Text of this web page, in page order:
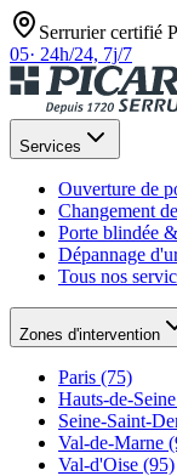
Serrurier certifié
05· 24h/24, 7j/7
Services
Ouverture de
Changement
Porte blindée
Dépannage
Tous nos
Zones d'intervention
Paris (75)
Hauts-de-
Seine-Saint-
Val-de-Marne
Val-d'Oise (95)